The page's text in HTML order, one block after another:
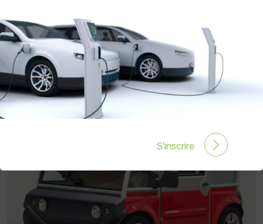
LA VOITURE ÉLECTRIQUE F-CITY
DÉDIÉE AU LIBRE-SERVICE
PRÉSENTÉE À BELFORT
Rédigé par le 19 Nov 2008 à 00:00 0 commentaires
S'inscrire